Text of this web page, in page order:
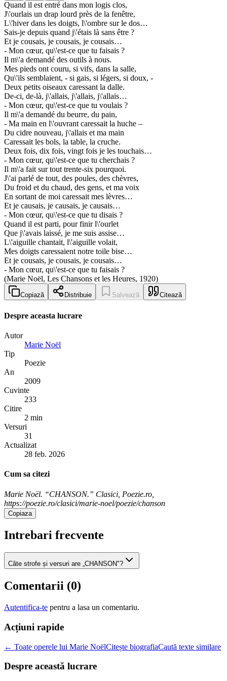
Quand il est entré dans mon logis clos,
J\'ourlais un drap lourd près de la fenêtre,
L\'hiver dans les doigts, l\'ombre sur le dos…
Sais-je depuis quand j\'étais là sans être ?
Et je cousais, je cousais, je cousais…
- Mon cœur, qu\'est-ce que tu faisais ?
Il m\'a demandé des outils à nous.
Mes pieds ont couru, si vifs, dans la salle,
Qu\'ils semblaient, - si gais, si légers, si doux, -
Deux petits oiseaux caressant la dalle.
De-ci, de-là, j\'allais, j\'allais, j\'allais…
- Mon cœur, qu\'est-ce que tu voulais ?
Il m\'a demandé du beurre, du pain,
- Ma main en l\'ouvrant caressait la huche –
Du cidre nouveau, j\'allais et ma main
Caressait les bols, la table, la cruche.
Deux fois, dix fois, vingt fois je les touchais…
- Mon cœur, qu\'est-ce que tu cherchais ?
Il m\'a fait sur tout trente-six pourquoi.
J\'ai parlé de tout, des poules, des chèvres,
Du froid et du chaud, des gens, et ma voix
En sortant de moi caressait mes lèvres…
Et je causais, je causais, je causais…
- Mon cœur, qu\'est-ce que tu disais ?
Quand il est parti, pour finir l\'ourlet
Que j\'avais laissé, je me suis assise…
L\'aiguille chantait, l\'aiguille volait,
Mes doigts caressaient notre toile bise…
Et je cousais, je cousais, je cousais…
- Mon cœur, qu\'est-ce que tu faisais ?
(Marie Noël, Les Chansons et les Heures, 1920)
Copiază Distribuie Salvează Citează
Despre aceasta lucrare
Autor
Marie Noël
Tip
Poezie
An
2009
Cuvinte
233
Citire
2 min
Versuri
31
Actualizat
28 feb. 2026
Cum sa citezi
Marie Noël. “CHANSON.” Clasici, Poezie.ro,
https://poezie.ro/clasici/marie-noel/poezie/chanson
Copiaza
Intrebari frecvente
Câte strofe și versuri are „CHANSON"?
Comentarii (0)
Autentifica-te pentru a lasa un comentariu.
Acțiuni rapide
← Toate operele lui Marie NoëlCitește biografiaCaută texte similare
Despre această lucrare